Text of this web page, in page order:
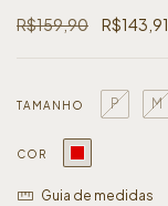
R$159,90 R$143,91
TAMANHO P M
COR
Guia de medidas